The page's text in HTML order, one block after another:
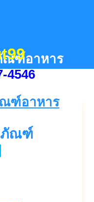
4546
ณฑ์อาหาร
ภัณฑ์